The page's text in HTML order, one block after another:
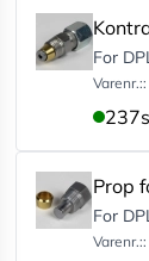
For
237
Prop
For